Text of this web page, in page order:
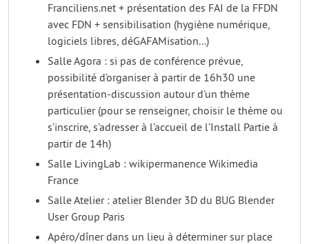
Franciliens.net + présentation des FAI de la FFDN
avec FDN + sensibilisation (hygiène numérique,
logiciels libres, déGAFAMisation...)
Salle Agora : si pas de conférence prévue,
possibilité d’organiser à partir de 16h30 une
présentation-discussion autour d’un thème
particulier (pour se renseigner, choisir le thème ou
s’inscrire, s’adresser à l’accueil de l’Install Partie à
partir de 14h)
Salle LivingLab : wikipermanence Wikimedia
France
Salle Atelier : atelier Blender 3D du BUG Blender
User Group Paris
Apéro/dîner dans un lieu à déterminer sur place